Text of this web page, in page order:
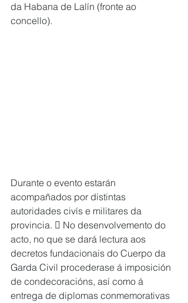
da Habana de Lalín (fronte ao
concello).
Durante o evento estarán
acompañados por distintas
autoridades civís e militares da
provincia.  No desenvolvemento do
acto, no que se dará lectura aos
decretos fundacionais do Cuerpo da
Garda Civil procederase á imposición
de condecoracións, así como á
entrega de diplomas conmemorativas